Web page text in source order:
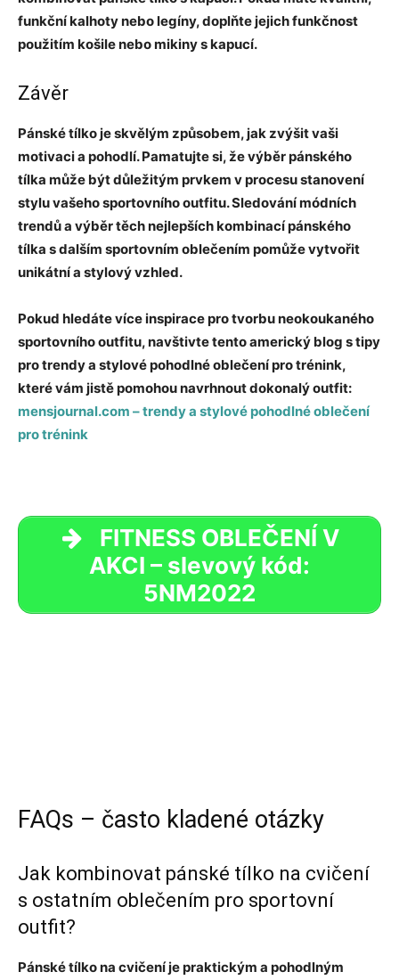
funkční kalhoty nebo legíny, doplňte jejich funkčnost
použitím košile nebo mikiny s kapucí.
Závěr
Pánské tílko je skvělým způsobem, jak zvýšit vaši
motivaci a pohodlí. Pamatujte si, že výběr pánského
tílka může být důležitým prvkem v procesu stanovení
stylu vašeho sportovního outfitu. Sledování módních
trendů a výběr těch nejlepších kombinací pánského
tílka s dalším sportovním oblečením pomůže vytvořit
unikátní a stylový vzhled.
Pokud hledáte více inspirace pro tvorbu neokoukaného
sportovního outfitu, navštivte tento americký blog s tipy
pro trendy a stylové pohodlné oblečení pro trénink,
které vám jistě pomohou navrhnout dokonalý outfit:
mensjournal.com – trendy a stylové pohodlné oblečení
pro trénink
FITNESS OBLEČENÍ V
AKCI – slevový kód:
5NM2022
FAQs – často kladené otázky
Jak kombinovat pánské tílko na cvičení
s ostatním oblečením pro sportovní
outfit?
Pánské tílko na cvičení je praktickým a pohodlným